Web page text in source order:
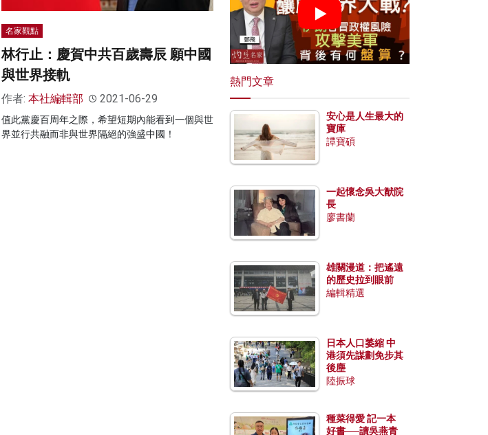
名家觀點
林行止：慶賀中共百歲壽辰 願中國
與世界接軌
作者: 本社編輯部 2021-06-29
值此黨慶百周年之際，希望短期內能看到一個與世
界並行共融而非與世界隔絕的強盛中國！
熱門文章
安心是人生最大的
寶庫
譚寶碩
一起懷念吳大猷院
長
廖書蘭
雄關漫道：把遙遠
的歷史拉到眼前
編輯精選
日本人口萎縮 中
港須先謀劃免步其
後塵
陸振球
種菜得愛 記一本
好書──讀吳燕青